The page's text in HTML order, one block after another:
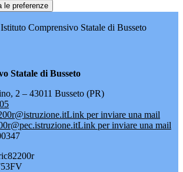
le preferenze
Istituto Comprensivo Statale di Busseto
Statale di Busseto
2 – 43011 Busseto (PR)
Link per inviare una mail
Link per inviare una mail